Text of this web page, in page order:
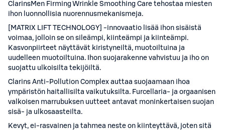
ClarinsMen Firming Wrinkle Smoothing Care tehostaa miesten
ihon luonnollisia nuorennusmekanismeja.
[MATRIX LIFT TECHNOLOGY] -innovaatio lisää ihon sisäistä
voimaa, jolloin se on sileämpi, kiinteämpi ja kiinteämpi.
Kasvonpiirteet näyttävät kiristyneiltä, muotoiltuina ja
uudelleen muotoiltuina. Ihon suojarakenne vahvistuu ja iho on
suojattu ulkoisilta tekijöiltä.
Clarins Anti-Pollution Complex auttaa suojaamaan ihoa
ympäristön haitallisilta vaikutuksilta. Furcellaria- ja orgaanisen
valkoisen marrubuksen uutteet antavat moninkertaisen suojan
sisä- ja ulkosaasteilta.
Kevyt, ei-rasvainen ja tahmea neste on kiinteyttävä, joten sitä